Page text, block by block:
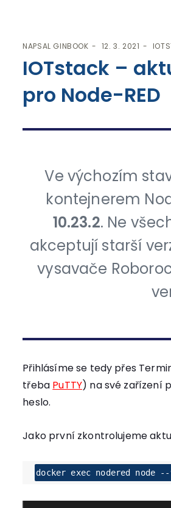
NAPSAL GINBOOK 12. 3. 2021
IOTstack –
pro Node-RED
Ve výchozím
kontejnerem
10.23.2. Ne
akceptují starší
vysavače
Přihlásíme se tedy přes
třeba PuTTY) na své zařízení
heslo.
Jako první zkontrolujeme
docker exec nodered node